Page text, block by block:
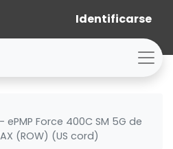
Identificarse
Force 400C SM 5G de
(ROW) (US cord)